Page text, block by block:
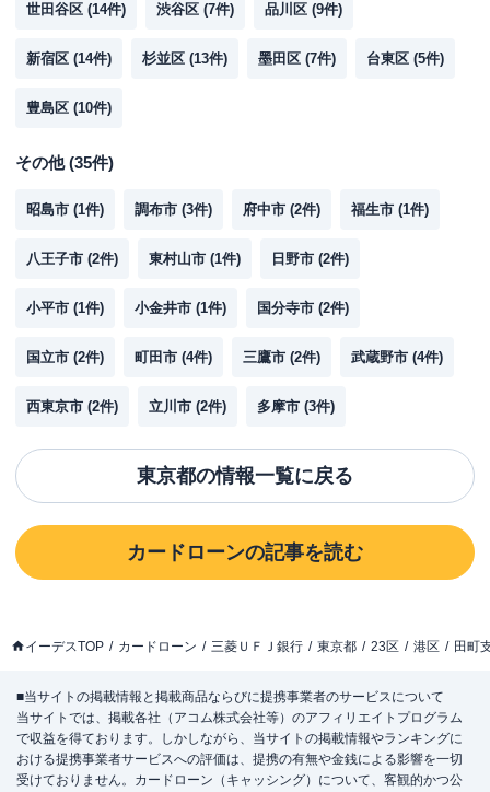
世田谷区 (14件) 渋谷区 (7件) 品川区 (9件)
新宿区 (14件) 杉並区 (13件) 墨田区 (7件) 台東区 (5件)
豊島区 (10件)
その他(35件)
昭島市 (1件) 調布市 (3件) 府中市 (2件) 福生市 (1件)
八王子市 (2件) 東村山市 (1件) 日野市 (2件)
小平市 (1件) 小金井市 (1件) 国分寺市 (2件)
国立市 (2件) 町田市 (4件) 三鷹市 (2件) 武蔵野市 (4件)
西東京市 (2件) 立川市 (2件) 多摩市 (3件)
東京都の情報一覧に戻る
カードローンの記事を読む
イーデスTOP カードローン 三菱ＵＦＪ銀行 東京都 23区 港区 田町
■当サイトの掲載情報と掲載商品ならびに提携事業者のサービスについて
当サイトでは、掲載各社（アコム株式会社等）のアフィリエイトプログラム
で収益を得ております。しかしながら、当サイトの掲載情報やランキングに
おける提携事業者サービスへの評価は、提携の有無や金銭による影響を一切
受けておりません。カードローン（キャッシング）について、客観的かつ公